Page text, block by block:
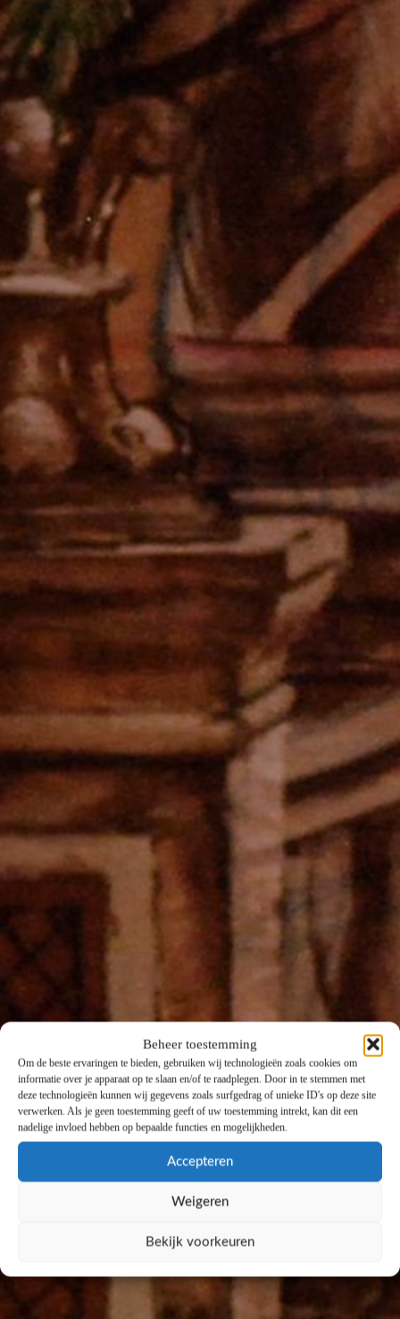
Beheer toestemming
Om de beste ervaringen te bieden, gebruiken wij technologieën zoals cookies om
informatie over je apparaat op te slaan en/of te raadplegen. Door in te stemmen met
deze technologieën kunnen wij gegevens zoals surfgedrag of unieke ID's op deze site
verwerken. Als je geen toestemming geeft of uw toestemming intrekt, kan dit een
nadelige invloed hebben op bepaalde functies en mogelijkheden.
Accepteren
Weigeren
Bekijk voorkeuren